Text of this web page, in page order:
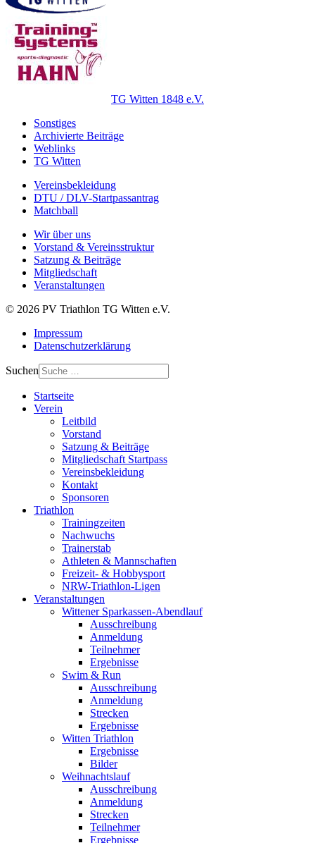
TG Witten 1848 e.V.
Sonstiges
Archivierte Beiträge
Weblinks
TG Witten
Vereinsbekleidung
DTU / DLV-Startpassantrag
Matchball
Wir über uns
Vorstand & Vereinsstruktur
Satzung & Beiträge
Mitgliedschaft
Veranstaltungen
© 2026 PV Triathlon TG Witten e.V.
Impressum
Datenschutzerklärung
Suchen
Startseite
Verein
Leitbild
Vorstand
Satzung & Beiträge
Mitgliedschaft Startpass
Vereinsbekleidung
Kontakt
Sponsoren
Triathlon
Trainingzeiten
Nachwuchs
Trainerstab
Athleten & Mannschaften
Freizeit- & Hobbysport
NRW-Triathlon-Ligen
Veranstaltungen
Wittener Sparkassen-Abendlauf
Ausschreibung
Anmeldung
Teilnehmer
Ergebnisse
Swim & Run
Ausschreibung
Anmeldung
Strecken
Ergebnisse
Witten Triathlon
Ergebnisse
Bilder
Weihnachtslauf
Ausschreibung
Anmeldung
Strecken
Teilnehmer
Ergebnisse